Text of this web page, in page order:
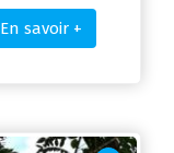
En savoir +